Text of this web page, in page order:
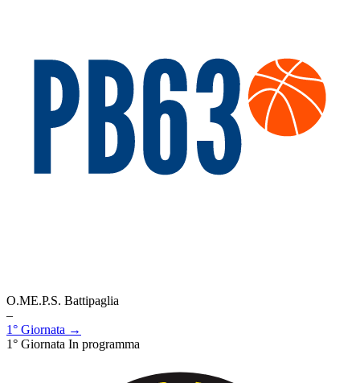
O.ME.P.S. Battipaglia
–
1° Giornata →
1° Giornata In programma